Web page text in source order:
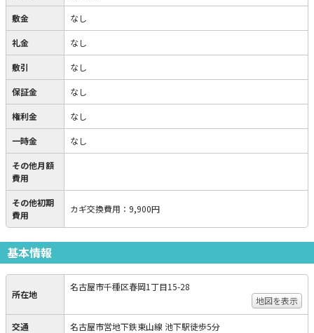
敷金 なし
礼金 なし
敷引 なし
保証金 なし
権利金 なし
一時金 なし
その他月額
費用
その他初期
費用
カギ交換費用 ： 9,900円
基本情報
所在地
名古屋市千種区春岡1丁目15-28
地図を表示
交通 名古屋市営地下鉄東山線 池下駅徒歩5分